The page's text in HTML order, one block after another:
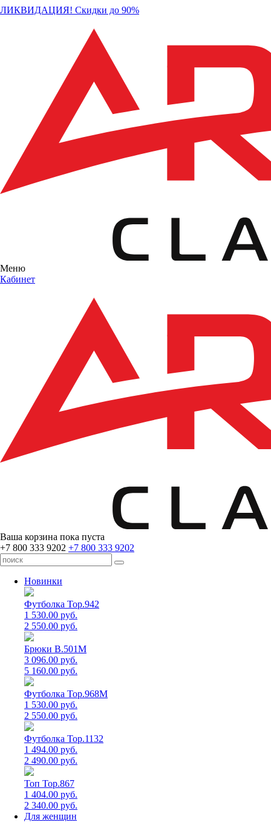
ЛИКВИДАЦИЯ! Скидки до 90%
Меню
Кабинет
Ваша корзина пока пуста
+7 800 333 9202 +7 800 333 9202
Новинки
Футболка Top.942
1 530.00 руб.
2 550.00 руб.
Брюки B.501M
3 096.00 руб.
5 160.00 руб.
Футболка Top.968M
1 530.00 руб.
2 550.00 руб.
Футболка Top.1132
1 494.00 руб.
2 490.00 руб.
Топ Top.867
1 404.00 руб.
2 340.00 руб.
Для женщин